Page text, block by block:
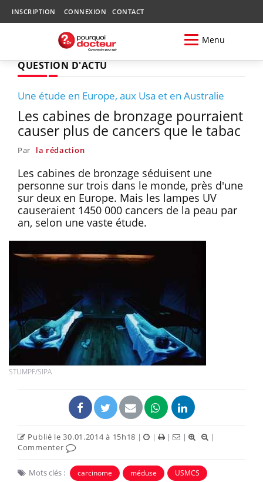
INSCRIPTION CONNEXION CONTACT
Menu
QUESTION D'ACTU
Une étude en Europe, aux Usa et en Australie
Les cabines de bronzage pourraient
causer plus de cancers que le tabac
Par la rédaction
Les cabines de bronzage séduisent une
personne sur trois dans le monde, près d'une
sur deux en Europe. Mais les lampes UV
causeraient 1450 000 cancers de la peau par
an, selon une vaste étude.
STUMPF/SIPA
Publié le 30.01.2014 à 15h18 | | | |
|
Commenter
Mots clés : carcinome méduse USMCS